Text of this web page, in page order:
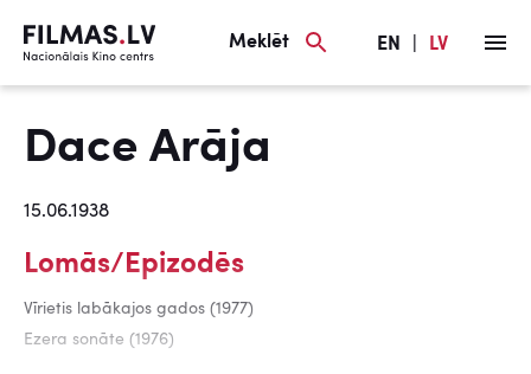
Meklēt EN LV
Dace Arāja
15.06.1938
Lomās/Epizodēs
Vīrietis labākajos gados (1977)
Ezera sonāte (1976)